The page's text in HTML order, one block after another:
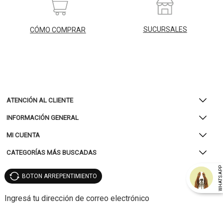
CÓMO COMPRAR SUCURSALES
ATENCIÓN AL CLIENTE
INFORMACIÓN GENERAL
MI CUENTA
CATEGORÍAS MÁS BUSCADAS
WHATSAPP
BOTON ARREPENTIMIENTO